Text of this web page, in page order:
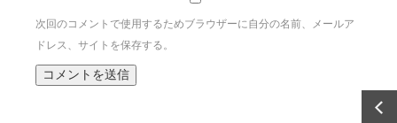
次回のコメントで使用するためブラウザーに自分の名前、メールア
ドレス、サイトを保存する。